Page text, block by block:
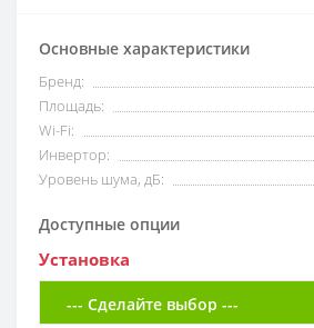
Основные характеристики
Бренд:
Площадь:
Wi-Fi:
Инвертор:
Уровень шума, дБ:
Доступные опции
Установка